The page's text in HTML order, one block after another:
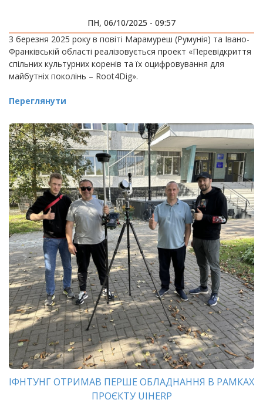
ПН, 06/10/2025 - 09:57
З березня 2025 року в повіті Марамуреш (Румунія) та Івано-
Франківській області реалізовується проект «Перевідкриття
спільних культурних коренів та їх оцифровування для
майбутніх поколінь – Root4Dig».
Переглянути
ІФНТУНГ ОТРИМАВ ПЕРШЕ ОБЛАДНАННЯ В РАМКАХ
ПРОЄКТУ UIHERP